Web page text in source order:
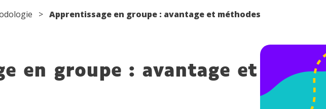
6E 5E 2DE 1RE TERMINALE
ANGLAIS SVT PHYSIQUE CHIMIE HISTOIRE
PROFS EN LIGNE
> Apprentissage en groupe : avantage et méthodes
en groupe : avantage et